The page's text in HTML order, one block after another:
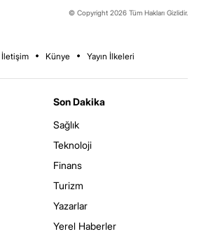
© Copyright 2026 Tüm Hakları Gizlidir.
İletişim Künye Yayın İlkeleri
Son Dakika
Sağlık
Teknoloji
Finans
Turizm
Yazarlar
Yerel Haberler